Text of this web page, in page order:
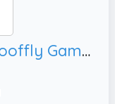
Alfombrilla de ratón Smooffly Gaming personalizada, de goma